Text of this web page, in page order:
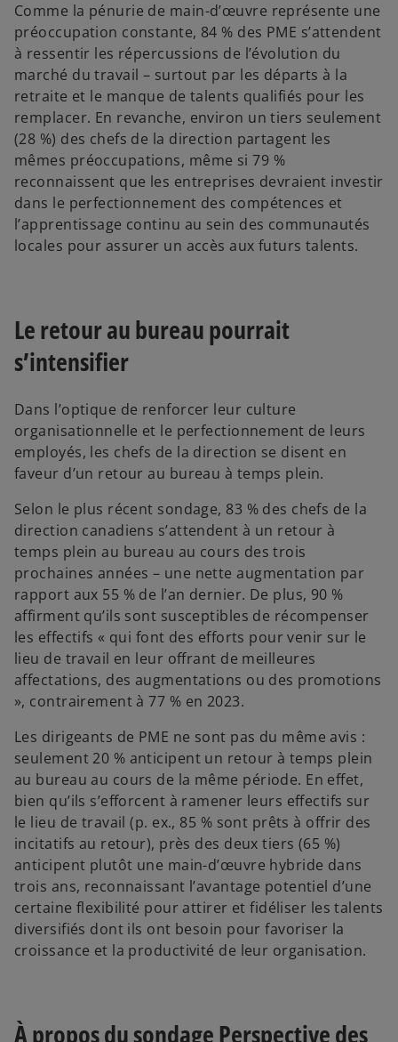
Comme la pénurie de main-d’œuvre représente une
préoccupation constante, 84 % des PME s’attendent
à ressentir les répercussions de l’évolution du
marché du travail – surtout par les départs à la
retraite et le manque de talents qualifiés pour les
remplacer. En revanche, environ un tiers seulement
(28 %) des chefs de la direction partagent les
mêmes préoccupations, même si 79 %
reconnaissent que les entreprises devraient investir
dans le perfectionnement des compétences et
l’apprentissage continu au sein des communautés
locales pour assurer un accès aux futurs talents.
Le retour au bureau pourrait
s’intensifier
Dans l’optique de renforcer leur culture
organisationnelle et le perfectionnement de leurs
employés, les chefs de la direction se disent en
faveur d’un retour au bureau à temps plein.
Selon le plus récent sondage, 83 % des chefs de la
direction canadiens s’attendent à un retour à
temps plein au bureau au cours des trois
prochaines années – une nette augmentation par
rapport aux 55 % de l’an dernier. De plus, 90 %
affirment qu’ils sont susceptibles de récompenser
les effectifs « qui font des efforts pour venir sur le
lieu de travail en leur offrant de meilleures
affectations, des augmentations ou des promotions
», contrairement à 77 % en 2023.
Les dirigeants de PME ne sont pas du même avis :
seulement 20 % anticipent un retour à temps plein
au bureau au cours de la même période. En effet,
bien qu’ils s’efforcent à ramener leurs effectifs sur
le lieu de travail (p. ex., 85 % sont prêts à offrir des
incitatifs au retour), près des deux tiers (65 %)
anticipent plutôt une main-d’œuvre hybride dans
trois ans, reconnaissant l’avantage potentiel d’une
certaine flexibilité pour attirer et fidéliser les talents
diversifiés dont ils ont besoin pour favoriser la
croissance et la productivité de leur organisation.
À propos du sondage Perspective des